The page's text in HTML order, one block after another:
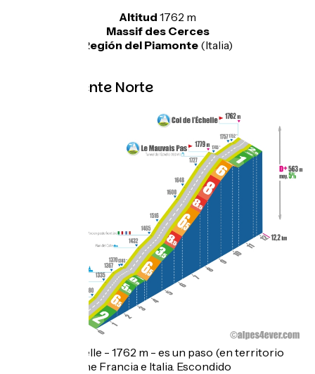
Altitud 1762 m
Massif des Cerces
Región del Piamonte (Italia)
Topo Vertiente Norte
El Col de l'Échelle - 1762 m - es un paso (en territorio
francés) que une Francia e Italia. Escondido